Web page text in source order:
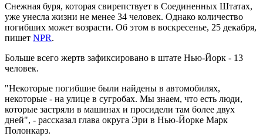
Снежная буря, которая свирепствует в Соединенных Штатах,
уже унесла жизни не менее 34 человек. Однако количество
погибших может возрасти. Об этом в воскресенье, 25 декабря,
пишет NPR.
Больше всего жертв зафиксировано в штате Нью-Йорк - 13
человек.
"Некоторые погибшие были найдены в автомобилях,
некоторые - на улице в сугробах. Мы знаем, что есть люди,
которые застряли в машинах и просидели там более двух
дней", - рассказал глава округа Эри в Нью-Йорке Марк
Полонкарз.